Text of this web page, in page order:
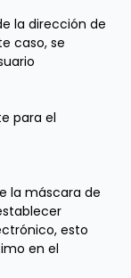
la dirección de
caso, se
para el
la máscara de
esto
en el